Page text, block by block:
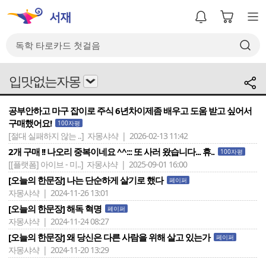
입맛없는자몽
공부안하고 마구 잡이로 주식 6년차이제좀 배우고 도움 받고 싶어서
구매했어요!
100자평
[절대 실패하지 않는 ..] 자몽샤샥 | 2026-02-13 11:42
2개 구매 !! 나오리 중복이네요 ^^::: 또 사러 왔습니다... 휴.. 100자평
[[플랫폼] 아이브 - 미..] 자몽샤샥 | 2025-09-01 16:00
[오늘의 한문장] 나는 단순하게 살기로 했다 페이퍼
자몽샤샥 | 2024-11-26 13:01
[오늘의 한문장] 해독 혁명 페이퍼
자몽샤샥 | 2024-11-24 08:27
[오늘의 한문장] 왜 당신은 다른 사람을 위해 살고 있는가 페이퍼
자몽샤샥 | 2024-11-20 13:29